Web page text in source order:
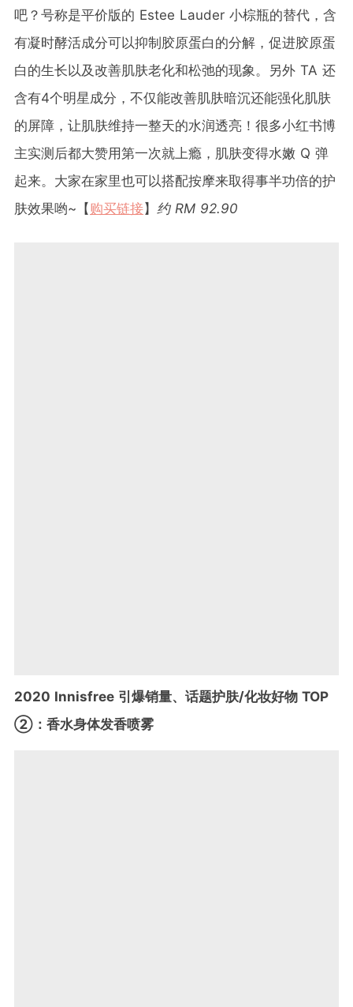
吧？号称是平价版的 Estee Lauder 小棕瓶的替代，含
有凝时酵活成分可以抑制胶原蛋白的分解，促进胶原蛋
白的生长以及改善肌肤老化和松弛的现象。另外 TA 还
含有4个明星成分，不仅能改善肌肤暗沉还能强化肌肤
的屏障，让肌肤维持一整天的水润透亮！很多小红书博
主实测后都大赞用第一次就上瘾，肌肤变得水嫩 Q 弹
起来。大家在家里也可以搭配按摩来取得事半功倍的护
肤效果哟~【购买链接】 约 RM 92.90
2020 Innisfree 引爆销量、话题护肤/化妆好物 TOP
②：香水身体发香喷雾